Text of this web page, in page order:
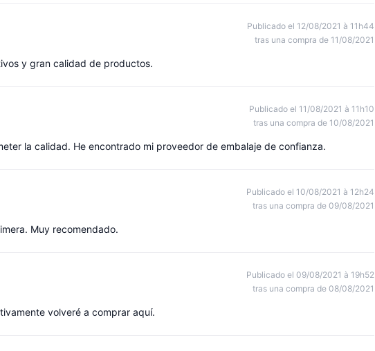
Publicado el 12/08/2021 à 11h44
tras una compra de 11/08/2021
y gran calidad de productos.
Publicado el 11/08/2021 à 11h10
tras una compra de 10/08/2021
la calidad. He encontrado mi proveedor de embalaje de confianza.
Publicado el 10/08/2021 à 12h24
tras una compra de 09/08/2021
Muy recomendado.
Publicado el 09/08/2021 à 19h52
tras una compra de 08/08/2021
volveré a comprar aquí.